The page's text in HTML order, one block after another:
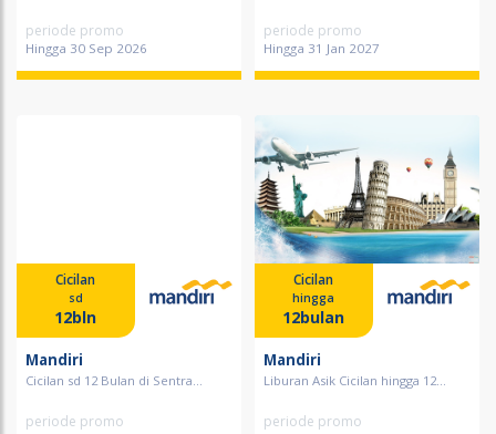
periode promo
Hingga 30 Sep 2026
periode promo
Hingga 31 Jan 2027
Cicilan
sd
12bln
Mandiri
Cicilan sd 12 Bulan di Sentra...
periode promo
Cicilan
hingga
12bulan
Mandiri
Liburan Asik Cicilan hingga 12...
periode promo